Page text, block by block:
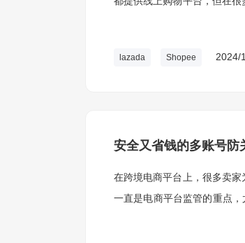
lazada Shopee 2024/
安全又省钱的多账号
在跨境电商平台上，很多卖
一直是电商平台监管的重点